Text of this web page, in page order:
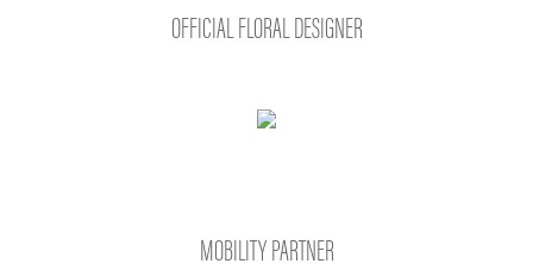
OFFICIAL FLORAL DESIGNER
MOBILITY PARTNER